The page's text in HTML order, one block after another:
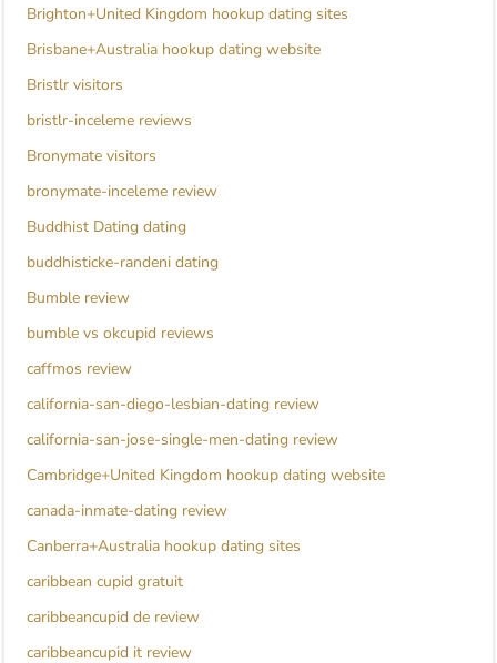
Brighton+United Kingdom hookup dating sites
Brisbane+Australia hookup dating website
Bristlr visitors
bristlr-inceleme reviews
Bronymate visitors
bronymate-inceleme review
Buddhist Dating dating
buddhisticke-randeni dating
Bumble review
bumble vs okcupid reviews
caffmos review
california-san-diego-lesbian-dating review
california-san-jose-single-men-dating review
Cambridge+United Kingdom hookup dating website
canada-inmate-dating review
Canberra+Australia hookup dating sites
caribbean cupid gratuit
caribbeancupid de review
caribbeancupid it review